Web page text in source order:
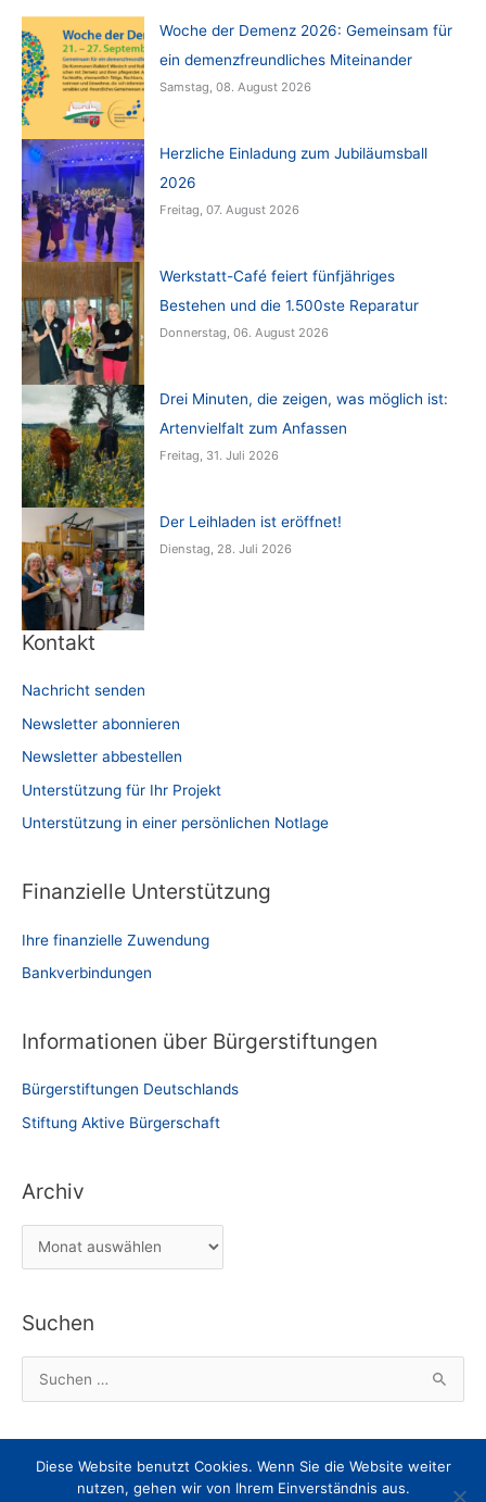
Woche der Demenz 2026: Gemeinsam für
ein demenzfreundliches Miteinander
Samstag, 08. August 2026
Herzliche Einladung zum Jubiläumsball
2026
Freitag, 07. August 2026
Werkstatt-Café feiert fünfjähriges
Bestehen und die 1.500ste Reparatur
Donnerstag, 06. August 2026
Drei Minuten, die zeigen, was möglich ist:
Artenvielfalt zum Anfassen
Freitag, 31. Juli 2026
Der Leihladen ist eröffnet!
Dienstag, 28. Juli 2026
Kontakt
Nachricht senden
Newsletter abonnieren
Newsletter abbestellen
Unterstützung für Ihr Projekt
Unterstützung in einer persönlichen Notlage
Finanzielle Unterstützung
Ihre finanzielle Zuwendung
Bankverbindungen
Informationen über Bürgerstiftungen
Bürgerstiftungen Deutschlands
Stiftung Aktive Bürgerschaft
Archiv
r
h
i
Suchen
u
Impressum Datenschutz
Nachricht an den Webmaster
Diese Website benutzt Cookies. Wenn Sie die Website weiter
nutzen, gehen wir von Ihrem Einverständnis aus.